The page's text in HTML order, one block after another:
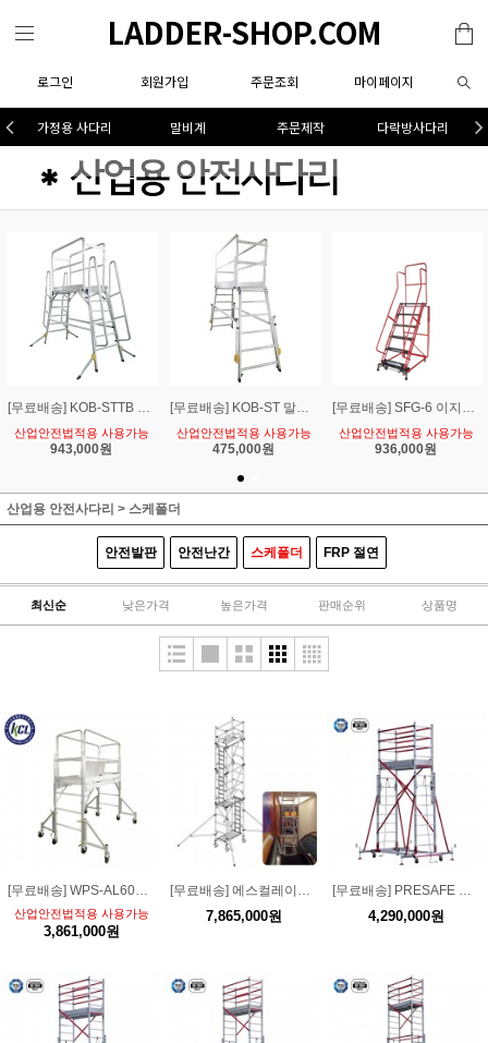
LADDER-SHOP.COM
로그인 회원가입 주문조회 마이페이지
가정용 사다리 말비계 주문제작 다락방사다리
[무료배송] KOB-STTB 말비계 안전 난간 우마형 작업대-핸들 가이드형
산업안전법적용 사용가능
943,000원
[무료배송] KOB-ST 말비계 안전 난간 우마형 작업대-가이드형
산업안전법적용 사용가능
475,000원
[무료배송] SFG-6 이지락 시스템 조립식 계단형 6단 작업대
산업안전법적용 사용가능
936,000원
산업용 안전사다리 > 스케폴더
안전발판 안전난간 스케폴더 FRP 절연
최신순 낮은가격 높은가격 판매순위 상품명
[무료배송] WPS-AL600 세트 [오픈형] 알루미늄 안전 이동형 작업대 1단 풀세트높이 620~1860mm/하중 340kg
산업안전법적용 사용가능
3,861,000원
[무료배송] 에스컬레이터 작업대 5~12M 스캐폴딩 비계 고소작업대
7,865,000원
[무료배송] PRESAFE XL 프로 투피스 스캐폴딩 2x8단 KCS004XL-PR
4,290,000원